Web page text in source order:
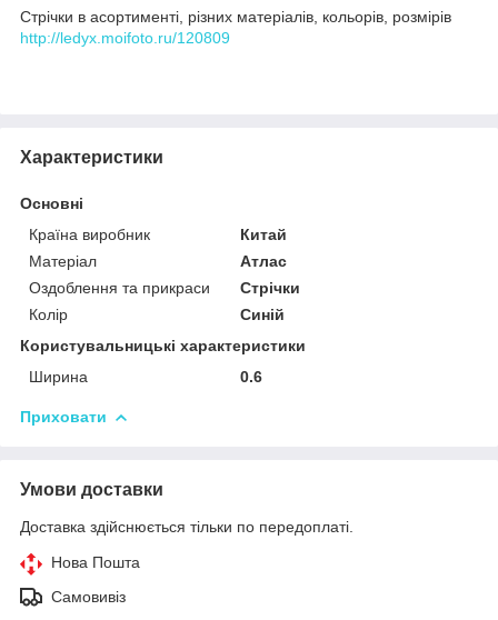
Стрічки в асортименті, різних матеріалів, кольорів, розмірів
http://ledyx.moifoto.ru/120809
Характеристики
Основні
Країна виробник
Китай
Матеріал
Атлас
Оздоблення та прикраси
Стрічки
Колір
Синій
Користувальницькі характеристики
Ширина
0.6
Приховати
Умови доставки
Доставка здійснюється тільки по передоплаті.
Нова Пошта
Самовивіз